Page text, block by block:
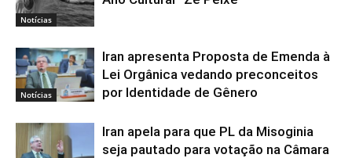
Notícias
Notícias
Iran apresenta Proposta de Emenda à
Lei Orgânica vedando preconceitos
por Identidade de Gênero
Iran apela para que PL da Misoginia
seja pautado para votação na Câmara